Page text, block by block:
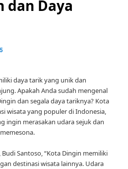
dan Daya
daya tarik yang unik dan
Apakah Anda sudah mengenal
dan segala daya tariknya? Kota
wisata yang populer di Indonesia,
ingin merasakan udara sejuk dan
Santoso, “Kota Dingin memiliki
destinasi wisata lainnya. Udara